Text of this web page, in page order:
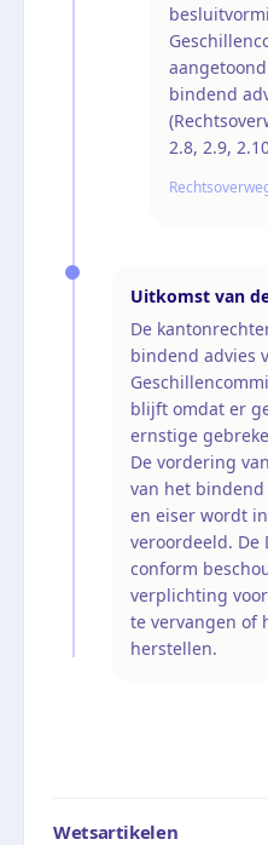
bindend
2.8, 2.9,
Uitkomst van
De
bindend advies
blijft omdat er
ernstige
De vordering
van het
en eiser wordt
veroordeeld. De
conform
verplichting
te vervangen of
herstellen.
Wetsartikelen